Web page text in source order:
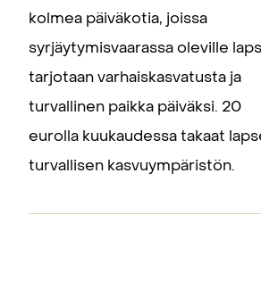
kolmea päiväkotia, joissa
syrjäytymisvaarassa oleville
tarjotaan varhaiskasvatusta ja
turvallinen paikka päiväksi. 20
eurolla kuukaudessa takaat
turvallisen kasvuympäristön.